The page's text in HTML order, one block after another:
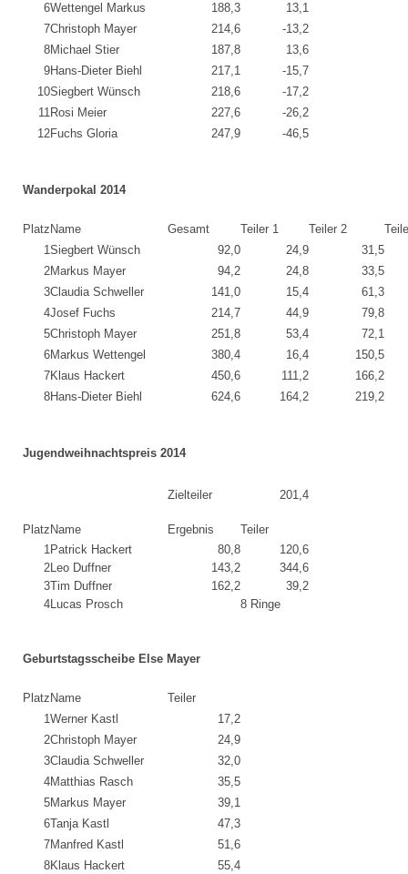
6Wettengel Markus 188,3
13,1
7Christoph Mayer 214,6
-13,2
8Michael Stier 187,8
13,6
9Hans-Dieter Biehl 217,1
-15,7
10Siegbert Wünsch 218,6
-17,2
11Rosi Meier 227,6
-26,2
12Fuchs Gloria 247,9 -46,5
Wanderpokal 2014
Platz Name Gesamt Teiler 1 Teiler 2
1Siegbert Wünsch 92,0 24,9
31,5
2Markus Mayer 94,2 24,8
33,5
3Claudia Schweller 141,0 15,4
61,3
4Josef Fuchs 214,7 44,9
79,8
5Christoph Mayer 251,8 53,4
72,1
6Markus Wettengel 380,4 16,4
150,5
7Klaus Hackert 450,6 111,2
166,2
8Hans-Dieter Biehl 624,6 164,2 219,2
Jugendweihnachtspreis 2014
Zielteiler 201,4
Platz Name Ergebnis
Teiler
1Patrick Hackert 80,8
120,6
2Leo Duffner 143,2
344,6
3 Tim Duffner 162,2
39,2
4Lucas Prosch 8 Ringe
Geburtstagsscheibe Else Mayer
Platz Name
Teiler
1Werner Kastl
17,2
2Christoph Mayer
24,9
3Claudia Schweller
32,0
4Matthias Rasch
35,5
5Markus Mayer
39,1
6 Tanja Kastl
47,3
7Manfred Kastl
51,6
8Klaus Hackert
55,4